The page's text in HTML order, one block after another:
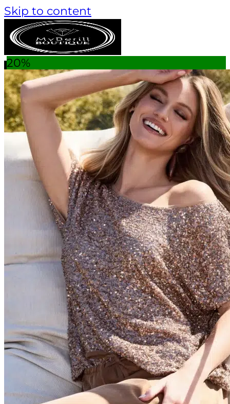
Skip to content
Keresés a következőre:
AKCIÓS TERMÉKEK
TANÁCSADÁS
MÁRKÁK
Monari
Navigazione
Dolcezza
Bloomings
Rabe
Mystic Day női ruhák
Rouge Avenue
Livello di Vita
LEYA-Kézműves Fülbevalók
Cereria Molla
Frank Lyman
Olsen ruházat
Dorina Fehérnemű
Termékeink
20%